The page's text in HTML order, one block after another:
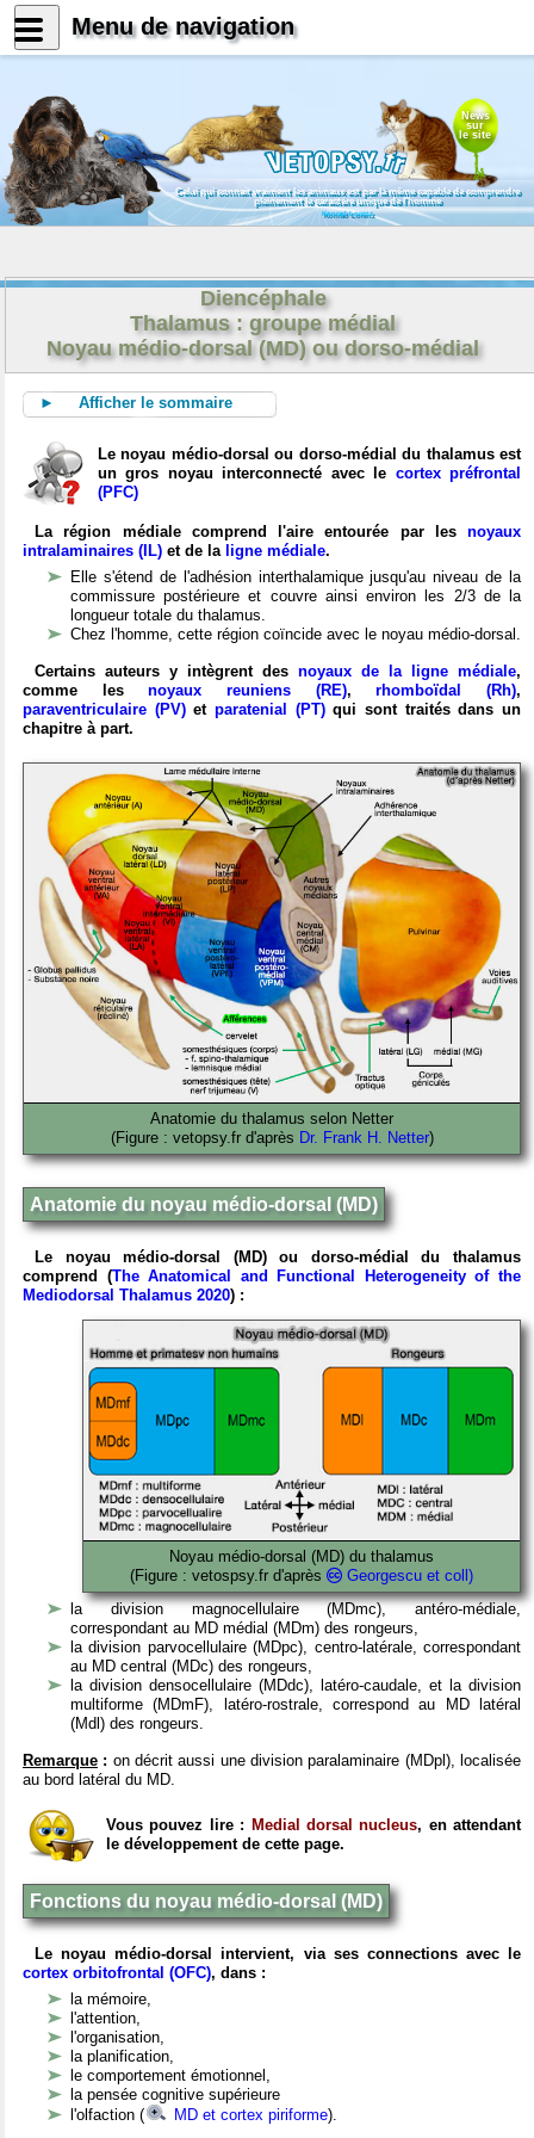
News
sur
le site
Celui qui connait vraiment les animaux est par là même capable de comprendre
pleinement le caractère unique de l'homme
Konrad Lorenz
Diencéphale
Thalamus : groupe médial
Noyau médio-dorsal (MD) ou dorso-médial
► Afficher le sommaire
Le noyau médio-dorsal ou dorso-médial du thalamus est
un gros noyau interconnecté avec le cortex préfrontal
(PFC)
La région médiale comprend l'aire entourée par les noyaux
intralaminaires (IL) et de la ligne médiale.
Elle s'étend de l'adhésion interthalamique jusqu'au niveau de la
commissure postérieure et couvre ainsi environ les 2/3 de la
longueur totale du thalamus.
Chez l'homme, cette région coïncide avec le noyau médio-dorsal.
Certains auteurs y intègrent des noyaux de la ligne médiale,
comme lesnoyaux reuniens (RE),rhomboïdal (Rh),
paraventriculaire (PV)etparatenial (PT)qui sont traités dans un
chapitre à part.
Anatomie du thalamus selon Netter
(Figure : vetopsy.fr d'après Dr. Frank H. Netter)
Anatomie du noyau médio-dorsal (MD)
Le noyau médio-dorsal (MD) ou dorso-médial du thalamus
comprend (The Anatomical and Functional Heterogeneity of the
Mediodorsal Thalamus 2020) :
Noyau médio-dorsal (MD) du thalamus
(Figure : vetospsy.fr d'après
Georgescu et coll)
la division magnocellulaire (MDmc), antéro-médiale,
correspondant au MD médial (MDm) des rongeurs,
la division parvocellulaire (MDpc), centro-latérale, correspondant
au MD central (MDc) des rongeurs,
la division densocellulaire (MDdc), latéro-caudale, et la division
multiforme (MDmF), latéro-rostrale, correspond au MD latéral
(Mdl) des rongeurs.
Remarque : on décrit aussi une division paralaminaire (MDpl), localisée
au bord latéral du MD.
Vous pouvez lire : Medial dorsal nucleus, en attendant
le développement de cette page.
Fonctions du noyau médio-dorsal (MD)
Le noyau médio-dorsal intervient, via ses connections avec le
cortex orbitofrontal (OFC), dans :
la mémoire,
l'attention,
l'organisation,
la planification,
le comportement émotionnel,
la pensée cognitive supérieure
l'olfaction (
MD et cortex piriforme).
Menu de navigation